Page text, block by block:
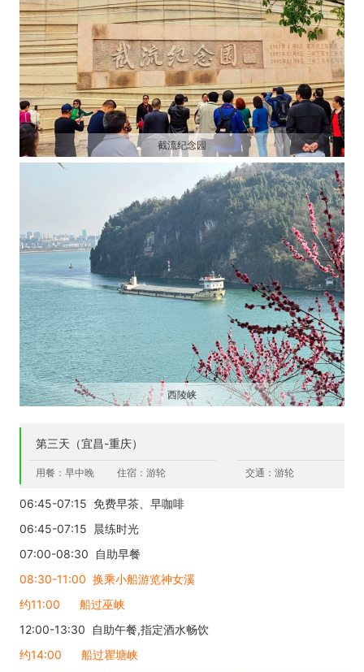
截流纪念园
西陵峡
第三天（宜昌-重庆）
用餐：早中晚 住宿：游轮 交通：游轮
06:45-07:15 免费早茶、早咖啡
06:45-07:15 晨练时光
07:00-08:30 自助早餐
08:30-11:00 换乘小船游览神女溪
约11:00 船过巫峡
12:00-13:30 自助午餐,指定酒水畅饮
约14:00 船过瞿塘峡